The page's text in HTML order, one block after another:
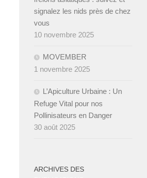
signalez les nids près de chez
vous
10 novembre 2025
MOVEMBER
1 novembre 2025
L’Apiculture Urbaine : Un
Refuge Vital pour nos
Pollinisateurs en Danger
30 août 2025
ARCHIVES DES